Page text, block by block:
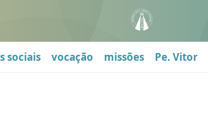
sociais vocação missões Pe. Vitor